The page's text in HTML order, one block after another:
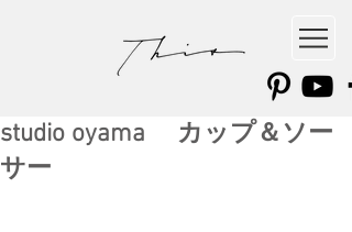
studio oyama カップ＆ソー
サー